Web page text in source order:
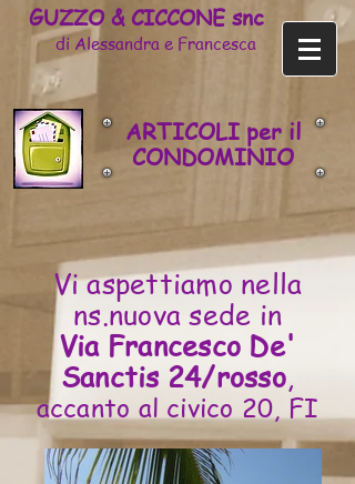
GUZZO & CICCONE snc
di Alessandra e Francesca
ARTICOLI per il
CONDOMINIO
Vi aspettiamo nella
ns.nuova sede in
Via Francesco De'
Sanctis 24/rosso,
accanto al civico 20, FI